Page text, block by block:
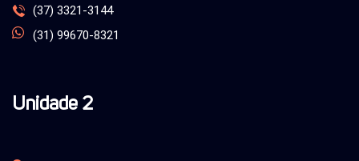
(37) 3321-3144
(31) 99670-8321
Unidade 2